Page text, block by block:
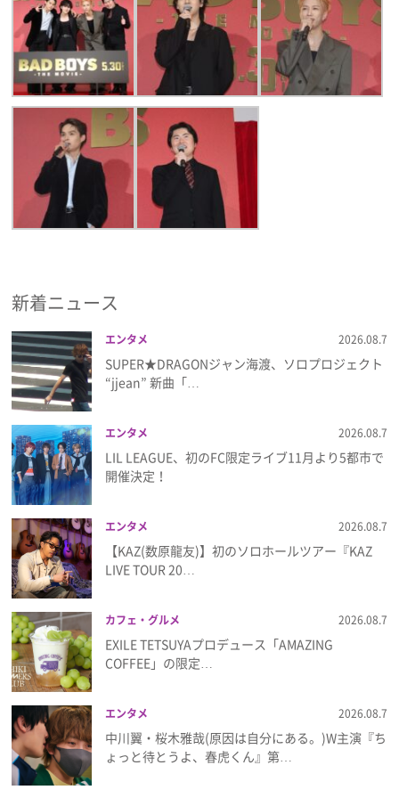
新着ニュース
エンタメ 2026.08.7
SUPER★DRAGONジャン海渡、ソロプロジェクト
“jjean” 新曲「…
エンタメ 2026.08.7
LIL LEAGUE、初のFC限定ライブ11月より5都市で
開催決定！
エンタメ 2026.08.7
【KAZ(数原龍友)】初のソロホールツアー『KAZ
LIVE TOUR 20…
カフェ・グルメ 2026.08.7
EXILE TETSUYAプロデュース「AMAZING
COFFEE」の限定…
エンタメ 2026.08.7
中川翼・桜木雅哉(原因は自分にある。)W主演『ち
ょっと待とうよ、春虎くん』第…